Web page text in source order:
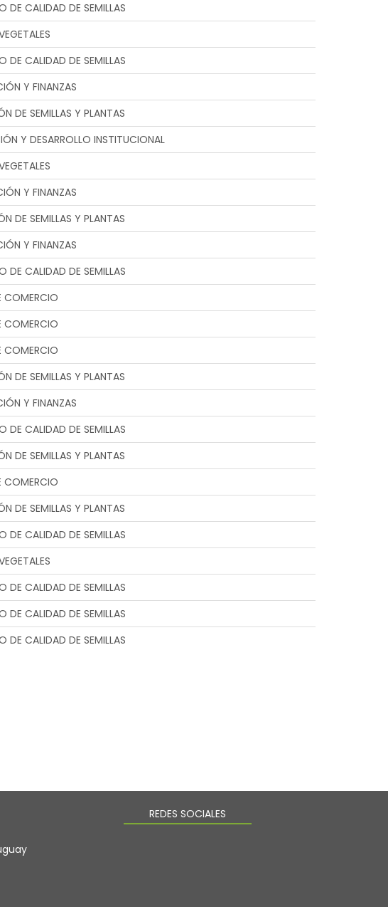
DE CALIDAD DE SEMILLAS
DE CALIDAD DE SEMILLAS
Y FINANZAS
DE SEMILLAS Y PLANTAS
Y DESARROLLO INSTITUCIONAL
Y FINANZAS
DE SEMILLAS Y PLANTAS
Y FINANZAS
DE CALIDAD DE SEMILLAS
COMERCIO
COMERCIO
COMERCIO
DE SEMILLAS Y PLANTAS
Y FINANZAS
DE CALIDAD DE SEMILLAS
DE SEMILLAS Y PLANTAS
COMERCIO
DE SEMILLAS Y PLANTAS
DE CALIDAD DE SEMILLAS
DE CALIDAD DE SEMILLAS
DE CALIDAD DE SEMILLAS
DE CALIDAD DE SEMILLAS
REDES SOCIALES